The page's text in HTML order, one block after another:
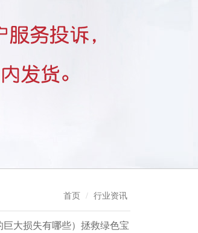
首页 行业资讯
大损失有哪些）拯救绿色宝